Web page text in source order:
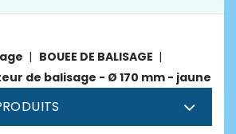
BOUEE DE BALISAGE
de balisage - Ø 170 mm - jaune